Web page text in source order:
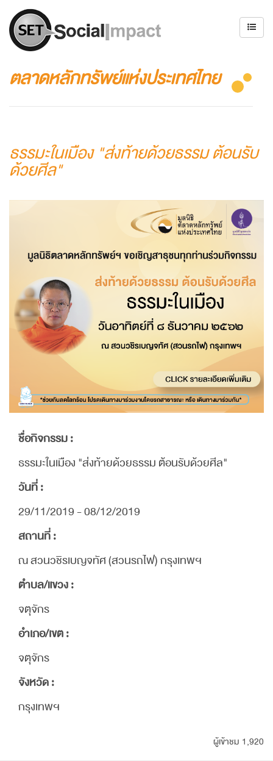
ตลาดหลักทรัพย์แห่งประเทศไทย
ธรรมะในเมือง "ส่งท้ายด้วยธรรม ต้อนรับ
ด้วยศีล"
ชื่อกิจกรรม :
ธรรมะในเมือง "ส่งท้ายด้วยธรรม ต้อนรับด้วยศีล"
วันที่ :
29/11/2019 - 08/12/2019
สถานที่ :
ณ สวนวชิรเบญจทัศ (สวนรถไฟ) กรุงเทพฯ
ตำบล/แขวง :
จตุจักร
อำเภอ/เขต :
จตุจักร
จังหวัด :
กรุงเทพฯ
ผู้เข้าชม 1,920